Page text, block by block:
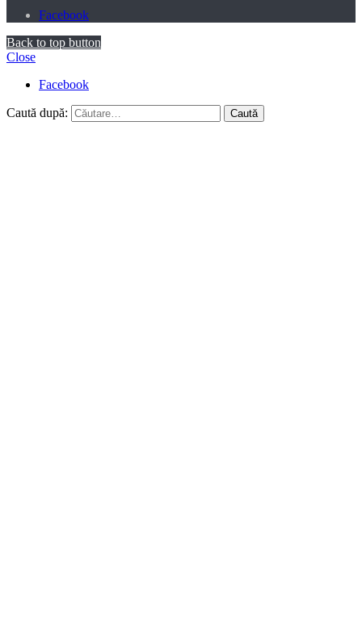
Facebook
Back to top button
Close
Facebook
Caută după: